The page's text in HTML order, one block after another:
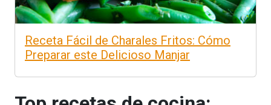
Receta Fácil de Charales Fritos: Cómo
Preparar este Delicioso Manjar